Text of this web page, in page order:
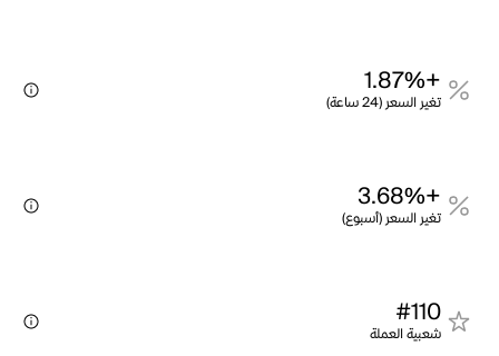
+1.87%
تغير السعر (24 ساعة)
+3.68%
تغير السعر (أسبوع)
#110
شعبية العملة